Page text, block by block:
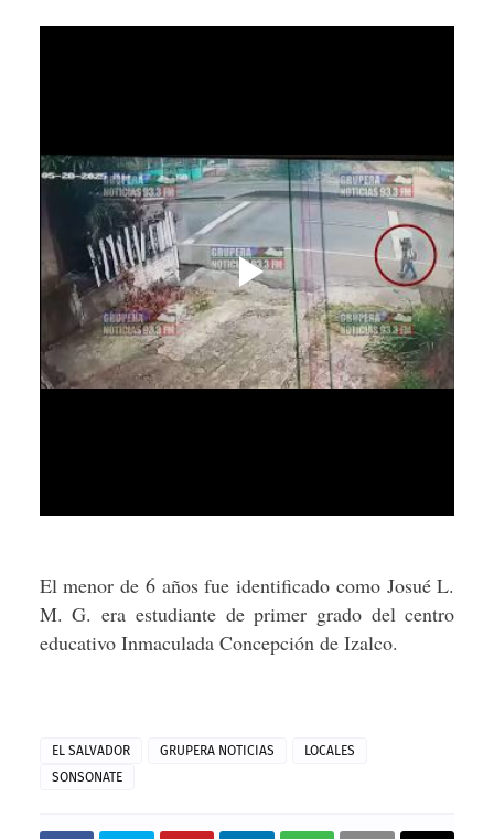
El menor de 6 años fue identificado como Josué L.
M. G. era estudiante de primer grado del centro
educativo Inmaculada Concepción de Izalco.
EL SALVADOR GRUPERA NOTICIAS
LOCALES
SONSONATE